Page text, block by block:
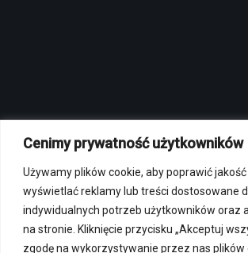
Cenimy prywatność użytkowników
Używamy plików cookie, aby poprawić
wyświetlać reklamy lub treści dostosowane
indywidualnych potrzeb użytkowników oraz
na stronie. Kliknięcie przycisku „Akceptuj
zgodę na wykorzystywanie przez nas plików
MENU
Polityka prywatności
Regulamin sklepu internetowego
Regulamin strzelnicy